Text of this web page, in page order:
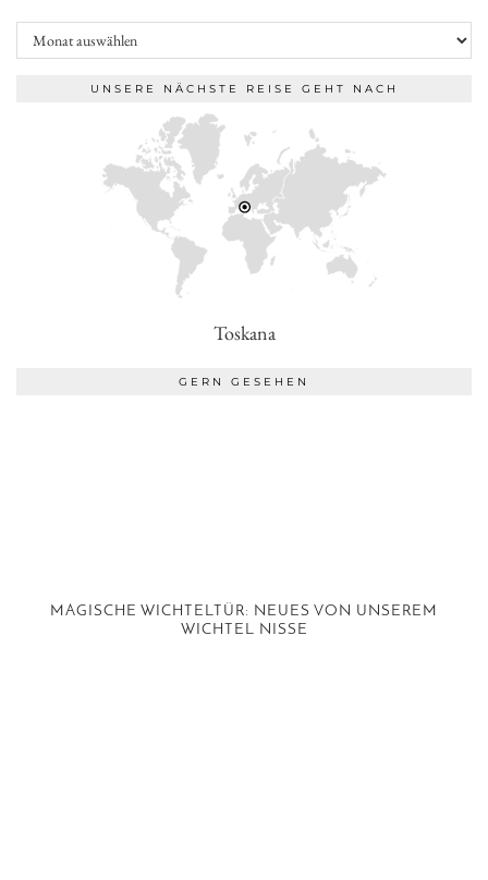
Archiv
UNSERE NÄCHSTE REISE GEHT NACH
Toskana
GERN GESEHEN
MAGISCHE WICHTELTÜR: NEUES VON UNSEREM
WICHTEL NISSE